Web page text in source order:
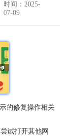
时间：2025-
07-09
的修复操作相关
试打开其他网